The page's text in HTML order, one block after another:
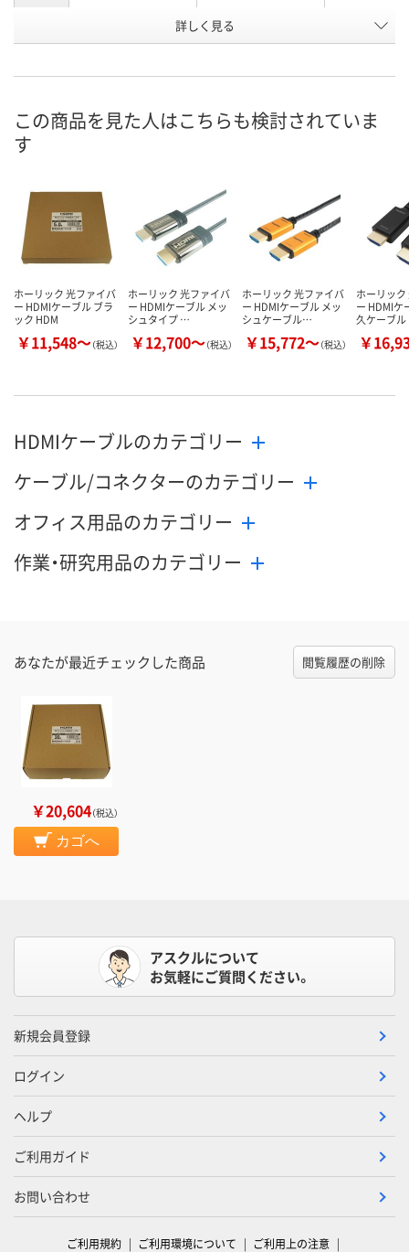
RW96229 RW96230
8月24日（月）まで
詳しく見る
この商品を見た人はこちらも検討されていま
す
ホーリック 光ファイバ
ー HDMIケーブル ブラ
ック HDM
￥11,548～（税込）
ホーリック 光ファイバ
ー HDMIケーブル メッ
シュタイプ …
￥12,700～（税込）
ホーリック 光ファイバ
ー HDMIケーブル メッ
シュケーブル…
￥15,772～（税込）
ホーリッ
ー HDMIケ
久ケーブル
￥
HDMIケーブルのカテゴリー
ケーブル/コネクターのカテゴリー
オフィス用品のカテゴリー
作業・研究用品のカテゴリー
あなたが最近チェックした商品 閲覧履歴の削除
￥20,604（税込）
カゴへ
アスクルについて
お気軽にご質問ください。
新規会員登録
ログイン
ヘルプ
ご利用ガイド
お問い合わせ
ご利用規約 ご利用環境について ご利用上の注意